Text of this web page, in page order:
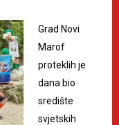
Grad Novi
Marof
proteklih je
dana bio
središte
svjetskih